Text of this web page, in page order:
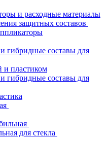
и расходные материалы
защитных составов
гибридные составы для
и пластиком
гибридные составы для
для стекла